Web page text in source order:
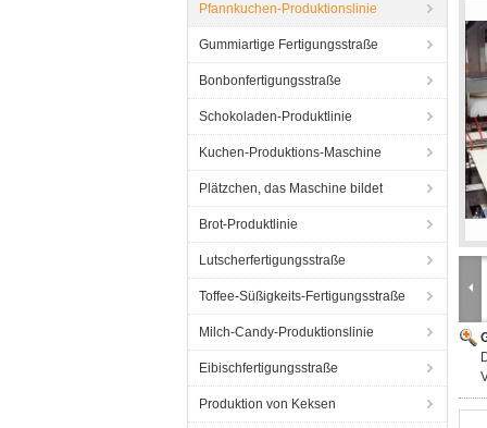
Pfannkuchen-Produktionslinie
Gummiartige Fertigungsstraße
Bonbonfertigungsstraße
Schokoladen-Produktlinie
Kuchen-Produktions-Maschine
Plätzchen, das Maschine bildet
Brot-Produktlinie
Lutscherfertigungsstraße
Toffee-Süßigkeits-Fertigungsstraße
Milch-Candy-Produktionslinie
Eibischfertigungsstraße
Produktion von Keksen